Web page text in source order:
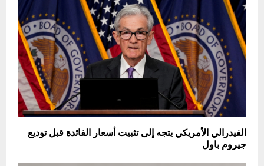
الفيدرالي الأمريكي يتجه إلى تثبيت أسعار الفائدة قبل توديع
جيروم باول